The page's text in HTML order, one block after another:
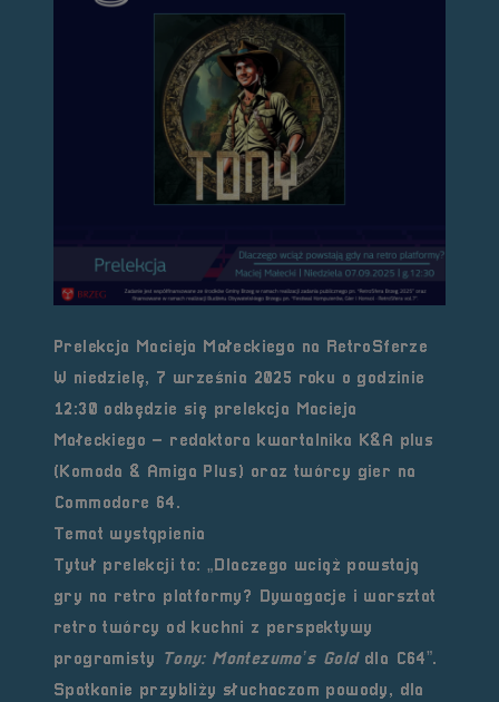
Prelekcja Macieja Małeckiego na RetroSferze
W niedzielę, 7 września 2025 roku o godzinie
12:30 odbędzie się prelekcja Macieja
Małeckiego – redaktora kwartalnika
K&A plus
(Komoda & Amiga Plus) oraz twórcy gier na
Commodore 64.
Temat wystąpienia
Tytuł prelekcji to: „Dlaczego wciąż powstają
gry na retro platformy? Dywagacje i warsztat
retro twórcy od kuchni z perspektywy
programisty
Tony: Montezuma’s Golddla C64”.
Spotkanie przybliży słuchaczom powody, dla